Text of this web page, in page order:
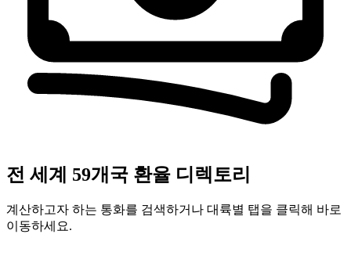
전 세계 59개국 환율 디렉토리
계산하고자 하는 통화를 검색하거나 대륙별 탭을 클릭해 바로
이동하세요.